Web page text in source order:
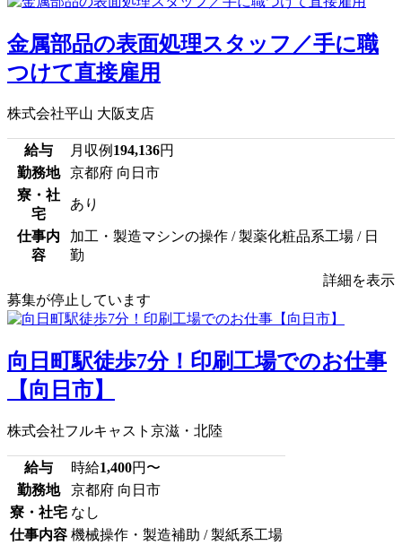
金属部品の表面処理スタッフ／手に職
つけて直接雇用
株式会社平山 大阪支店
給与 月収例 194,136円
勤務地
京都府 向日市
寮・社
宅
あり
仕事内
容
加工・製造マシンの操作 / 製薬化粧品系工場 / 日
勤
詳細を表示
募集が停止しています
向日町駅徒歩7分！印刷工場でのお仕事
【向日市】
株式会社フルキャスト京滋・北陸
給与 時給1,400円〜
勤務地
京都府 向日市
寮・社宅 なし
仕事内容 機械操作・製造補助 / 製紙系工場